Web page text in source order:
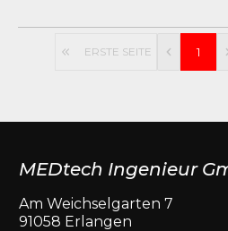
ERSTE SEITE 1
MEDtech Ingenieur
Am Weichselgarten 7
91058 Erlangen